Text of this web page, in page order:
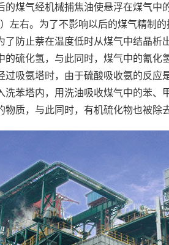
的煤气经机械捕焦油使悬浮在煤气
左右。为了不影响以后的煤气精制
防止萘在温度低时从煤气中结晶析
的硫化氢，与此同时，煤气中的氰
吸氨塔时，由于硫酸吸收氨的反应
洗苯塔内，用洗油吸收煤气中的苯
质，与此同时，有机硫化物也被除去